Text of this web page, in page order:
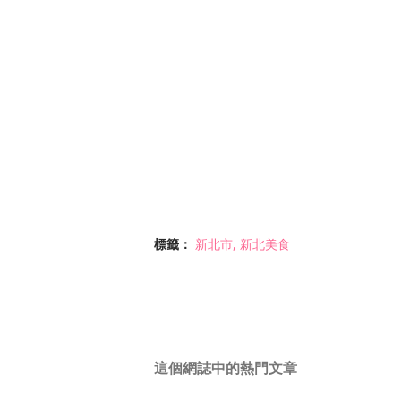
標籤： 新北市 新北美食
這個網誌中的熱門文章